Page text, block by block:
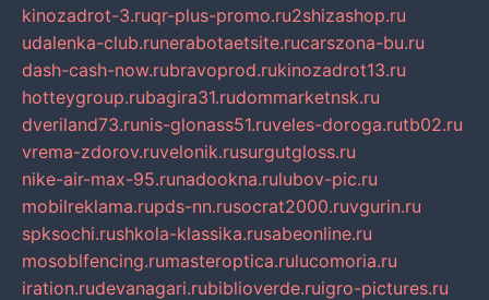
kinozadrot-3.ruqr-plus-promo.ru2shizashop.ru
udalenka-club.runerabotaetsite.rucarszona-bu.ru
dash-cash-now.rubravoprod.rukinozadrot13.ru
hotteygroup.rubagira31.rudommarketnsk.ru
dveriland73.runis-glonass51.ruveles-doroga.rutb02.ru
vrema-zdorov.ruvelonik.rusurgutgloss.ru
nike-air-max-95.runadookna.rulubov-pic.ru
mobilreklama.rupds-nn.rusocrat2000.ruvgurin.ru
spksochi.rushkola-klassika.rusabeonline.ru
mosoblfencing.rumasteroptica.rulucomoria.ru
iration.rudevanagari.rubiblioverde.ruigro-pictures.ru